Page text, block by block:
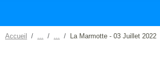
Accueil La Marmotte - 03 Juillet 2022